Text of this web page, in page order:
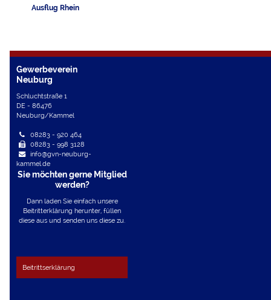
Ausflug Rhein
Gewerbeverein
Neuburg
Schluchtstraße 1
DE - 86476
Neuburg/Kammel
08283 - 920 464
08283 - 998 3128
info@gvn-neuburg-
kammel.de
Sie möchten gerne Mitglied
werden?
Dann laden Sie einfach unsere
Beitritterklärung herunter, füllen
diese aus und senden uns diese zu.
Beitrittserklärung